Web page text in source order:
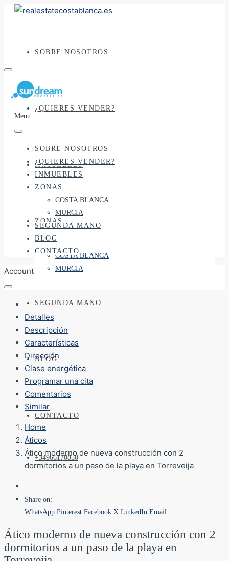
SOBRE NOSOTROS
¿QUIERES VENDER?
INMUEBLES
ZONAS
COSTA BLANCA
MURCIA
SEGUNDA MANO
BLOG
CONTACTO
+34966170850
Menu
SOBRE NOSOTROS
¿QUIERES VENDER?
INMUEBLES
ZONAS
COSTA BLANCA
MURCIA
SEGUNDA MANO
BLOG
CONTACTO
Account
Detalles
Descripción
Características
Dirección
Clase energética
Programar una cita
Comentarios
Similar
Home
Áticos
Ático moderno de nueva construcción con 2
dormitorios a un paso de la playa en Torreveija
Share on:
WhatsApp Pinterest Facebook X LinkedIn Email
Ático moderno de nueva construcción con 2
dormitorios a un paso de la playa en